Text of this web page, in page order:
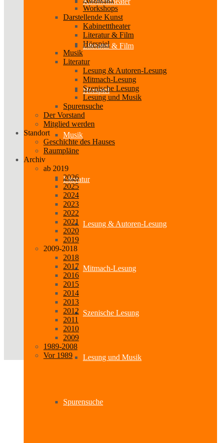
Literatur & Film
Hörspiel
Musik
Literatur
Lesung & Autoren-Lesung
Mitmach-Lesung
Szenische Lesung
Lesung und Musik
Spurensuche
Workshops
Darstellende Kunst
Kabinetttheater
Literatur & Film
Hörspiel
Musik
Literatur
Lesung & Autoren-Lesung
Mitmach-Lesung
Szenische Lesung
Lesung und Musik
Spurensuche
Der Vorstand
Mitglied werden
Standort
Geschichte des Hauses
Raumpläne
Archiv
ab 2019
2026
2025
2024
2023
2022
2021
2020
2019
2009-2018
2018
2017
2016
2015
2014
2013
2012
2011
2010
2009
1989-2008
Vor 1989